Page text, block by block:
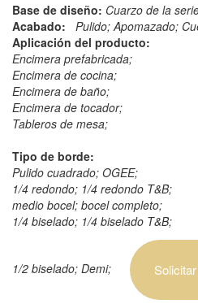
Base de diseño: Cuarzo de la
Acabado:
Pulido; Apomazado;
Aplicación del producto:
Encimera prefabricada;
Encimera de cocina;
Encimera de baño;
Encimera de tocador;
Tableros de mesa;
Tipo de borde:
Pulido cuadrado; OGEE;
1/4 redondo; 1/4 redondo T&B;
medio bocel; bocel completo;
1/4 biselado; 1/4 biselado T&B;
1/2 biselado; Demi;